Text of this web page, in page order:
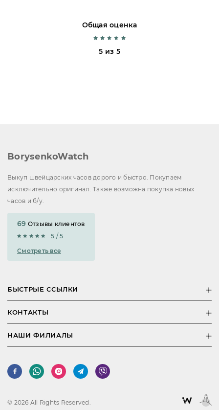
Общая оценка
5 из 5
BorysenkoWatch
Выкуп швейцарских часов дорого и быстро. Покупаем
исключительно оригинал. Также возможна покупка новых
часов и б/у.
69 Отзывы клиентов
5 / 5
Смотреть все
БЫСТРЫЕ ССЫЛКИ
КОНТАКТЫ
НАШИ ФИЛИАЛЫ
© 2026 All Rights Reserved.